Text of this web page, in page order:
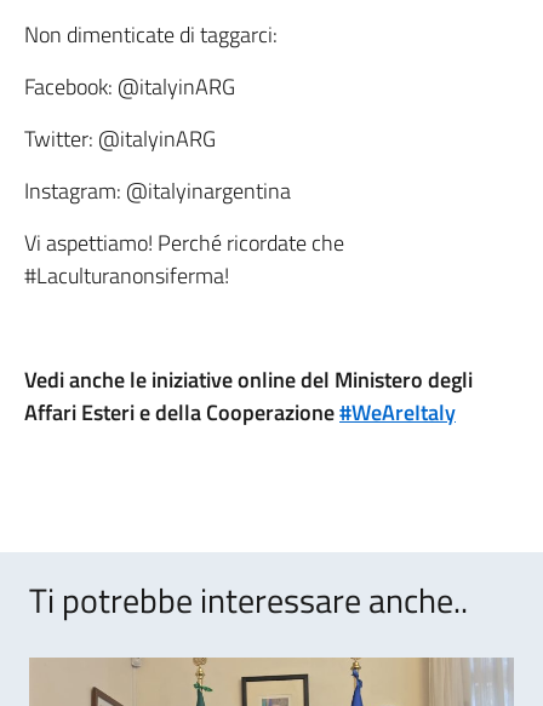
Non dimenticate di taggarci:
Facebook: @italyinARG
Twitter: @italyinARG
Instagram: @italyinargentina
Vi aspettiamo! Perché ricordate che
#Laculturanonsiferma!
Vedi anche le iniziative online del Ministero degli
Affari Esteri e della Cooperazione#WeAreItaly
Ti potrebbe interessare anche..